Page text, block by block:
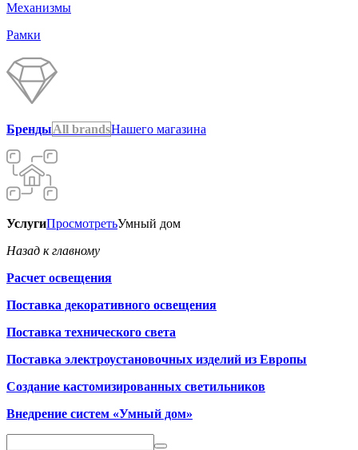
Механизмы
Рамки
БрендыAll brandsНашего магазина
УслугиПросмотретьУмный дом
Назад к главному
Расчет освещения
Поставка декоративного освещения
Поставка технического света
Поставка электроустановочных изделий из Европы
Создание кастомизированных светильников
Внедрение систем «Умный дом»